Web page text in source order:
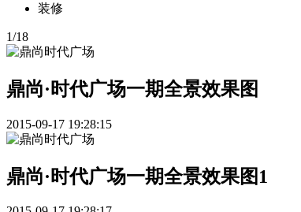
装修
1/18
鼎尚·时代广场一期全景效果图
2015-09-17 19:28:15
鼎尚·时代广场一期全景效果图1